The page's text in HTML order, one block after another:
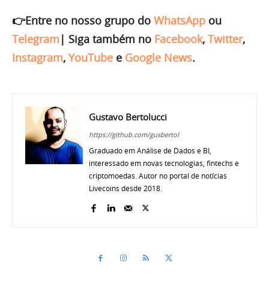
👉Entre no nosso grupo do WhatsApp ou
Telegram | Siga também no Facebook, Twitter,
Instagram, YouTube e Google News.
Gustavo Bertolucci
https://github.com/gusbertol
Graduado em Análise de Dados e BI,
interessado em novas tecnologias, fintechs e
criptomoedas. Autor no portal de notícias
Livecoins desde 2018.